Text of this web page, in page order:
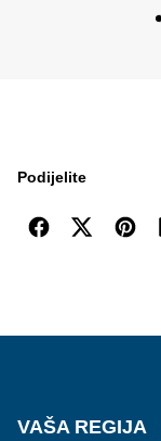
Podijelite
VAŠA REGIJA